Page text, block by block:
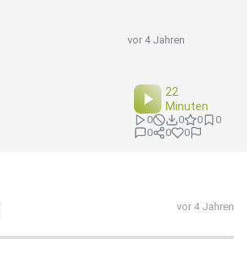
vor 4 Jahren
22
Minuten
0 0 0
0
0
0 0
vor 4 Jahren